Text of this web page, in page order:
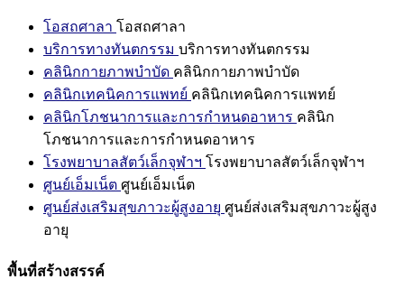
โอสถศาลา โอสถศาลา
บริการทางทันตกรรม บริการทางทันตกรรม
คลินิกกายภาพบำบัด คลินิกกายภาพบำบัด
คลินิกเทคนิคการแพทย์ คลินิกเทคนิคการแพทย์
คลินิกโภชนาการและการกำหนดอาหาร คลินิก
โภชนาการและการกำหนดอาหาร
โรงพยาบาลสัตว์เล็กจุฬาฯ โรงพยาบาลสัตว์เล็กจุฬาฯ
ศูนย์เอ็มเน็ต ศูนย์เอ็มเน็ต
ศูนย์ส่งเสริมสุขภาวะผู้สูงอายุ ศูนย์ส่งเสริมสุขภาวะผู้สูง
อายุ
พื้นที่สร้างสรรค์